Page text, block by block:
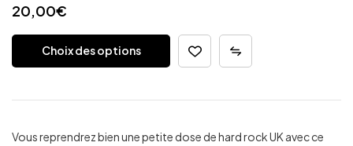
20,00€
Choix des options
Vous reprendrez bien une petite dose de hard rock UK avec ce